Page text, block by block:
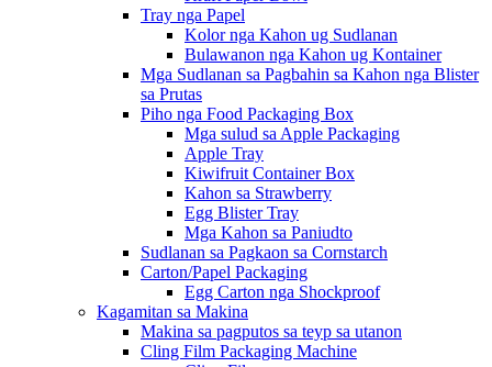
Tray nga Papel
Kolor nga Kahon ug Sudlanan
Bulawanon nga Kahon ug Kontainer
Mga Sudlanan sa Pagbahin sa Kahon nga Blister
sa Prutas
Piho nga Food Packaging Box
Mga sulud sa Apple Packaging
Apple Tray
Kiwifruit Container Box
Kahon sa Strawberry
Egg Blister Tray
Mga Kahon sa Paniudto
Sudlanan sa Pagkaon sa Cornstarch
Carton/Papel Packaging
Egg Carton nga Shockproof
Kagamitan sa Makina
Makina sa pagputos sa teyp sa utanon
Cling Film Packaging Machine